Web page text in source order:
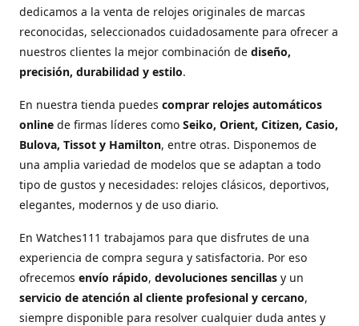
dedicamos a la venta de relojes originales de marcas
reconocidas, seleccionados cuidadosamente para ofrecer a
nuestros clientes la mejor combinación de diseño,
precisión, durabilidad y estilo.
En nuestra tienda puedes comprar relojes automáticos
online de firmas líderes como Seiko, Orient, Citizen, Casio,
Bulova, Tissot y Hamilton, entre otras. Disponemos de
una amplia variedad de modelos que se adaptan a todo
tipo de gustos y necesidades: relojes clásicos, deportivos,
elegantes, modernos y de uso diario.
En Watches111 trabajamos para que disfrutes de una
experiencia de compra segura y satisfactoria. Por eso
ofrecemos envío rápido, devoluciones sencillas y un
servicio de atención al cliente profesional y cercano,
siempre disponible para resolver cualquier duda antes y